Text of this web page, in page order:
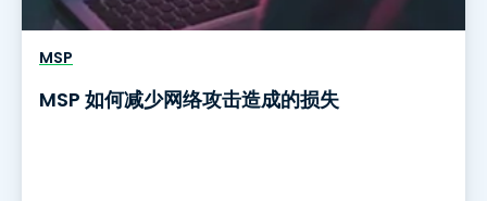
MSP
MSP 如何减少网络攻击造成的损失